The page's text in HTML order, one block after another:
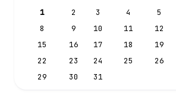
1 2 3 4 5
8
9 10 11 12
15
16 17 18 19
22
23 24 25 26
29
30 31